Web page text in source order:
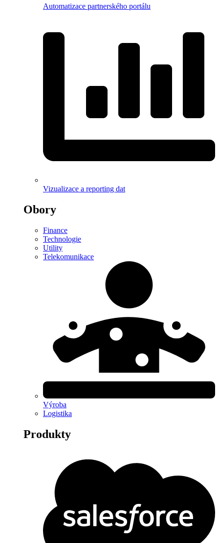
Automatizace partnerského portálu
Vizualizace a reporting dat
Obory
Finance
Technologie
Utility
Telekomunikace
Výroba
Logistika
Produkty